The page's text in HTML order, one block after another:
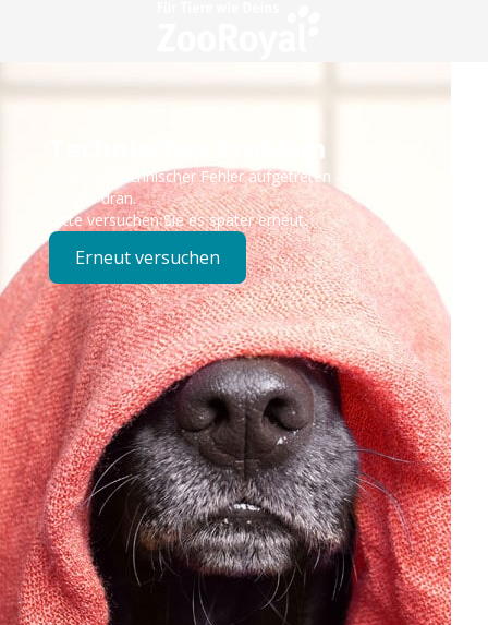
Technisches Problem
Es ist ein technischer Fehler aufgetreten – wir sind
bereits dran.
Bitte versuchen Sie es später erneut.
Erneut versuchen